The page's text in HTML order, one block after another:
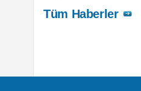
Tüm Haberler